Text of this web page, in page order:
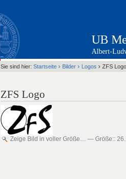
UB
Albert-
Sie sind hier: Startseite › Bilder › Logos › ZFS Logo
ZFS Logo
Zeige Bild in voller Größe… — Größe::